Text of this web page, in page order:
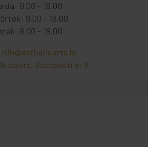
9.00 - 19.00
9.00 - 19.00
9.00 - 19.00
Budapesti út 6.